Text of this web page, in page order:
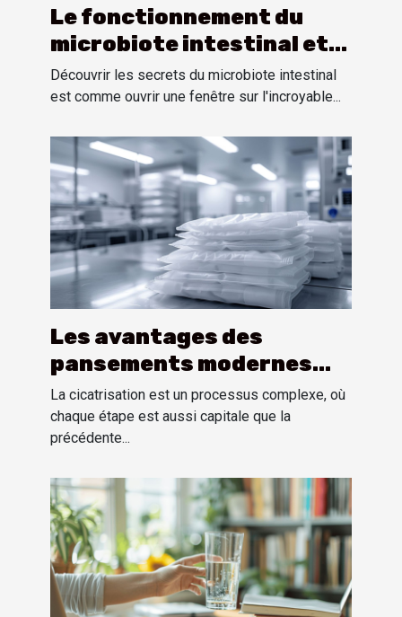
Le fonctionnement du
microbiote intestinal et
son influence sur la santé
globale
Découvrir les secrets du microbiote intestinal
est comme ouvrir une fenêtre sur l'incroyable...
Les avantages des
pansements modernes
pour une guérison rapide
et sans douleur
La cicatrisation est un processus complexe, où
chaque étape est aussi capitale que la
précédente...